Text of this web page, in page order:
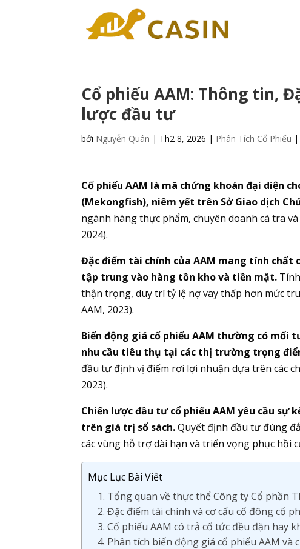
Cổ phiếu AAM: Thông tin,
lược đầu tư
bởi Nguyễn Quân | Th2 8, 2026 | Phân Tích Cổ Phiếu |
Cổ phiếu AAM là mã chứng khoán đại diện
(Mekongfish), niêm yết trên Sở Giao dịch
ngành hàng thực phẩm, chuyên doanh cá tra
2024).
Đặc điểm tài chính của AAM mang tính chất
tập trung vào hàng tồn kho và tiền mặt.
thận trọng, duy trì tỷ lệ nợ vay thấp hơn mức
AAM, 2023).
Biến động giá cổ phiếu AAM thường có mối
nhu cầu tiêu thụ tại các thị trường trọng
đầu tư định vị điểm rơi lợi nhuận dựa trên các
2023).
Chiến lược đầu tư cổ phiếu AAM yêu cầu
trên giá trị sổ sách.Quyết định đầu tư đúng
các vùng hỗ trợ dài hạn và triển vọng phục hồi
Mục Lục Bài Viết
1. Tổng quan về thực thể Công ty Cổ phần
2. Đặc điểm tài chính và cơ cấu cổ đông cổ
3. Cổ phiếu AAM có trả cổ tức đều đặn hay
4. Phân tích biến động giá cổ phiếu AAM và